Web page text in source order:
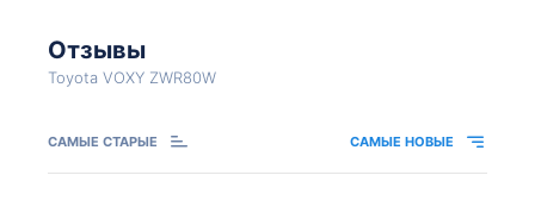
Отзывы
Toyota VOXY ZWR80W
САМЫЕ СТАРЫЕ САМЫЕ НОВЫЕ